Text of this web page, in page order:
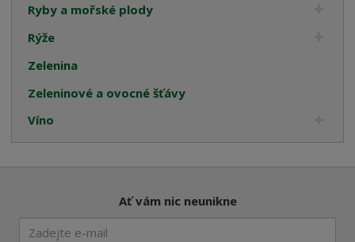
Ryby a mořské plody
Rýže
Zelenina
Zeleninové a ovocné šťávy
Víno
Ať vám nic neunikne